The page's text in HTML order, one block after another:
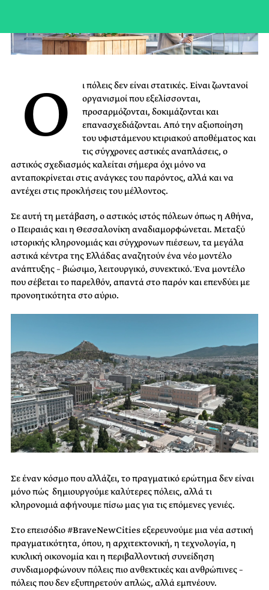
Ο
ι πόλεις δεν είναι στατικές. Είναι ζωντανοί
οργανισμοί που εξελίσσονται,
προσαρμόζονται, δοκιμάζονται και
επανασχεδιάζονται. Από την αξιοποίηση
του υφιστάμενου κτιριακού αποθέματος και
τις σύγχρονες αστικές αναπλάσεις, ο
αστικός σχεδιασμός καλείται σήμερα όχι μόνο να
ανταποκρίνεται στις ανάγκες του παρόντος, αλλά και να
αντέχει στις προκλήσεις του μέλλοντος.
Σε αυτή τη μετάβαση, ο αστικός ιστός πόλεων όπως η Αθήνα,
ο Πειραιάς και η Θεσσαλονίκη αναδιαμορφώνεται. Μεταξύ
ιστορικής κληρονομιάς και σύγχρονων πιέσεων, τα μεγάλα
αστικά κέντρα της Ελλάδας αναζητούν ένα νέο μοντέλο
ανάπτυξης – βιώσιμο, λειτουργικό, συνεκτικό. Ένα μοντέλο
που σέβεται το παρελθόν, απαντά στο παρόν και επενδύει με
προνοητικότητα στο αύριο.
Σε έναν κόσμο που αλλάζει, το πραγματικό ερώτημα δεν είναι
μόνο πώς δημιουργούμε καλύτερες πόλεις, αλλά τι
κληρονομιά αφήνουμε πίσω μας για τις επόμενες γενιές.
Στο επεισόδιο #BraveNewCities εξερευνούμε μια νέα αστική
πραγματικότητα, όπου, η αρχιτεκτονική, η τεχνολογία, η
κυκλική οικονομία και η περιβαλλοντική συνείδηση
συνδιαμορφώνουν πόλεις πιο ανθεκτικές και ανθρώπινες –
πόλεις που δεν εξυπηρετούν απλώς, αλλά εμπνέουν.